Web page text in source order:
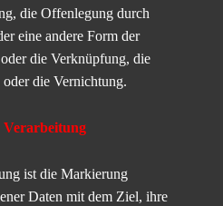
die Offenlegung durch
eine andere Form der
die Verknüpfung, die
die Vernichtung.
ist die Markierung
Daten mit dem Ziel, ihre